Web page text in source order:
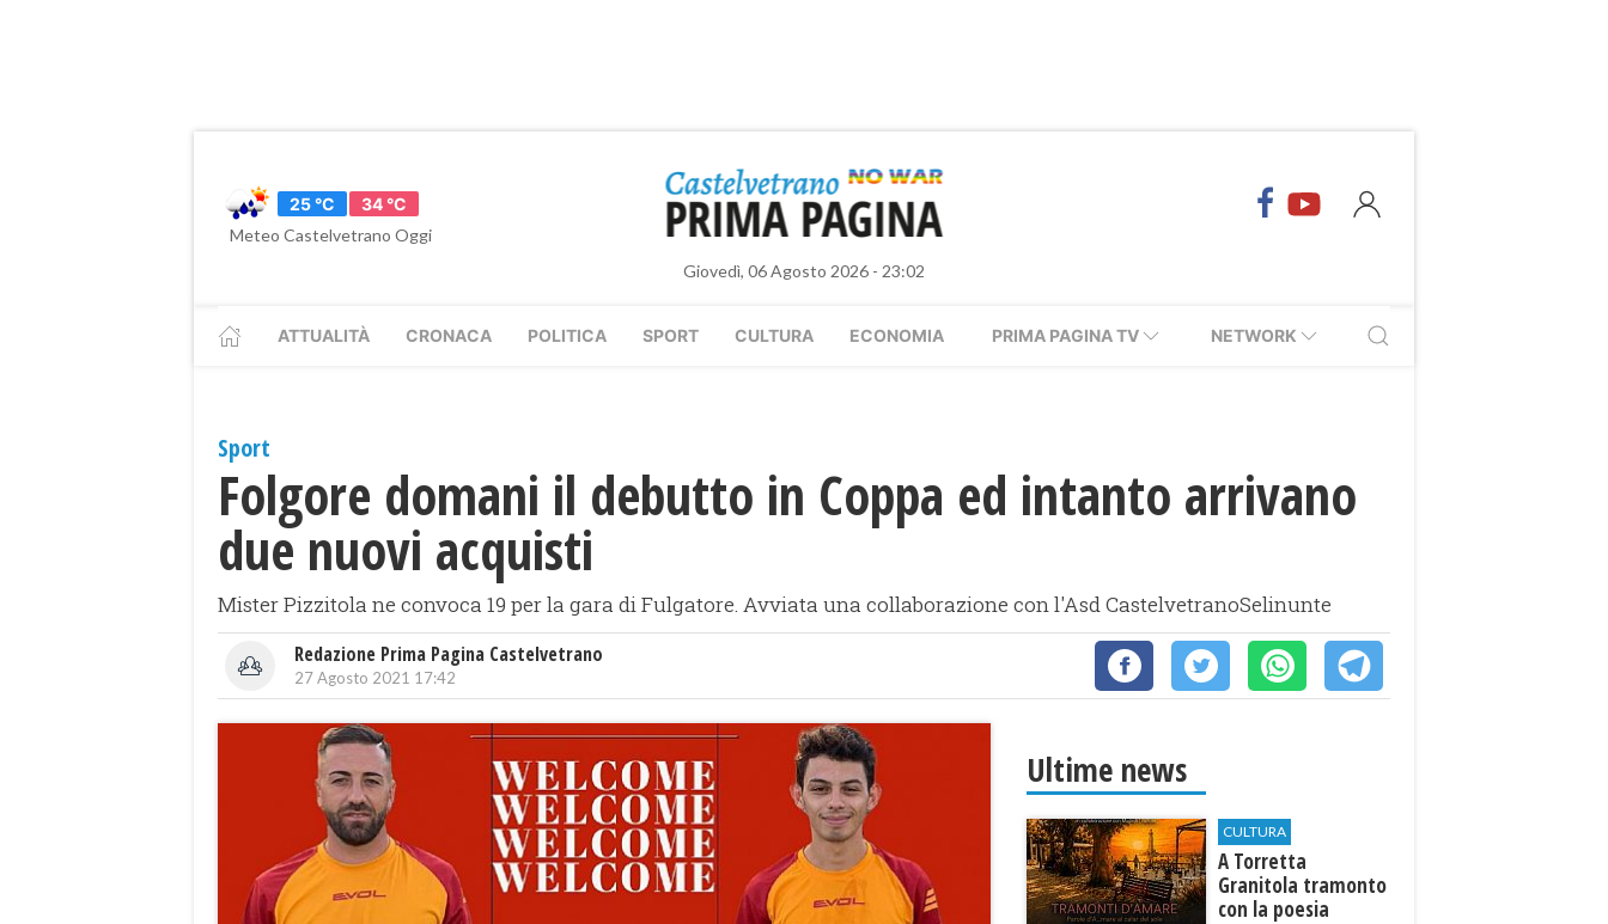
25 °C
34 °C
Meteo Castelvetrano Oggi
Giovedì, 06 Agosto 2026 - 23:02
ATTUALITÀ CRONACA POLITICA SPORT CULTURA ECONOMIA PRIMA PAGINA TV NETWORK
Sport
Folgore domani il debutto in Coppa ed intanto arrivano
due nuovi acquisti
Mister Pizzitola ne convoca 19 per la gara di Fulgatore. Avviata una collaborazione con l'Asd CastelvetranoSelinunte
Redazione Prima Pagina Castelvetrano
27 Agosto 2021 17:42
Ultime news
CULTURA
​A Torretta
Granitola tramonto
con la poesia